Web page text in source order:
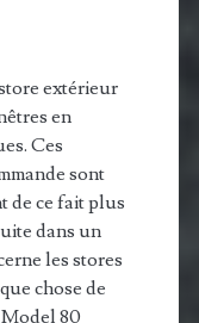
extérieur
en
Ces
sont
de ce fait plus
dans un
les stores
chose de
80